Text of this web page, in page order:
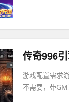
游戏配置需求
不需要，带